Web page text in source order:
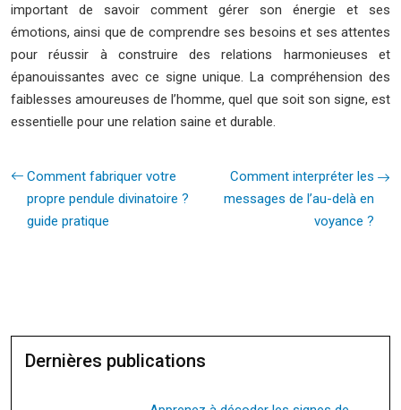
important de savoir comment gérer son énergie et ses
émotions, ainsi que de comprendre ses besoins et ses attentes
pour réussir à construire des relations harmonieuses et
épanouissantes avec ce signe unique. La compréhension des
faiblesses amoureuses de l’homme, quel que soit son signe, est
essentielle pour une relation saine et durable.
Comment fabriquer votre
propre pendule divinatoire ?
guide pratique
Comment interpréter les
messages de l’au-delà en
voyance ?
Dernières publications